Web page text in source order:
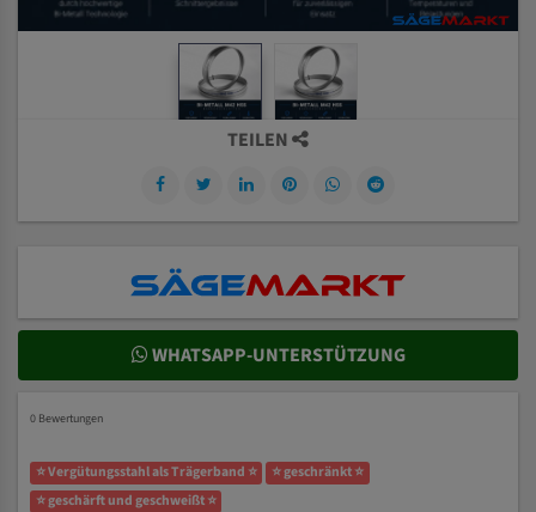
TEILEN
WHATSAPP-UNTERSTÜTZUNG
0 Bewertungen
⭐ Vergütungsstahl als Trägerband ⭐
⭐ geschränkt ⭐
⭐ geschärft und geschweißt ⭐